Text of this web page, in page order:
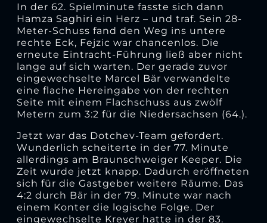
In der 62. Spielminute fasste sich dann
Hamza Saghiri ein Herz – und traf. Sein 28-
Meter-Schuss fand den Weg ins untere
rechte Eck, Fejzic war chancenlos. Die
erneute Eintracht-Führung ließ aber nicht
lange auf sich warten. Der gerade zuvor
eingewechselte Marcel Bär verwandelte
eine flache Hereingabe von der rechten
Seite mit einem Flachschuss aus zwölf
Metern zum 3:2 für die Niedersachsen (64.).
Jetzt war das Dotchev-Team gefordert.
Wunderlich scheiterte in der 77. Minute
allerdings am Braunschweiger Keeper. Die
Zeit wurde jetzt knapp. Dadurch eröffneten
sich für die Gastgeber weitere Räume. Das
4:2 durch Bär in der 79. Minute war nach
einem Konter die logische Folge. Der
eingewechselte Kreyer hatte in der 83.